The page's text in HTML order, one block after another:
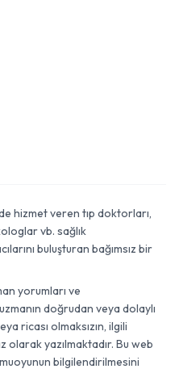
hizmet veren tıp doktorları,
vb. sağlık
buluşturan bağımsız bir
yorumları ve
doğrudan veya dolaylı
ricası olmaksızın, ilgili
olarak yazılmaktadır. Bu web
bilgilendirilmesini